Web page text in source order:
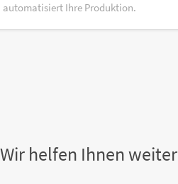
automatisiert Ihre Produktion.
Wir helfen Ihnen